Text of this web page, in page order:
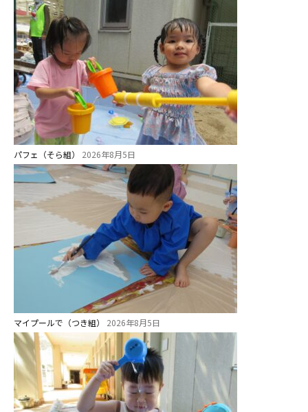
パフェ（そら組） 2026年8月5日
マイプールで（つき組） 2026年8月5日